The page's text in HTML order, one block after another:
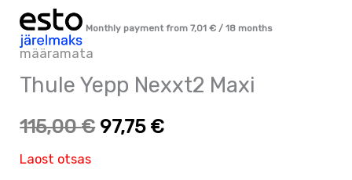
Monthly payment from7,01€ / 18 months
määramata
Thule Yepp Nexxt2 Maxi
115,00€ 97,75 €
Laost otsas